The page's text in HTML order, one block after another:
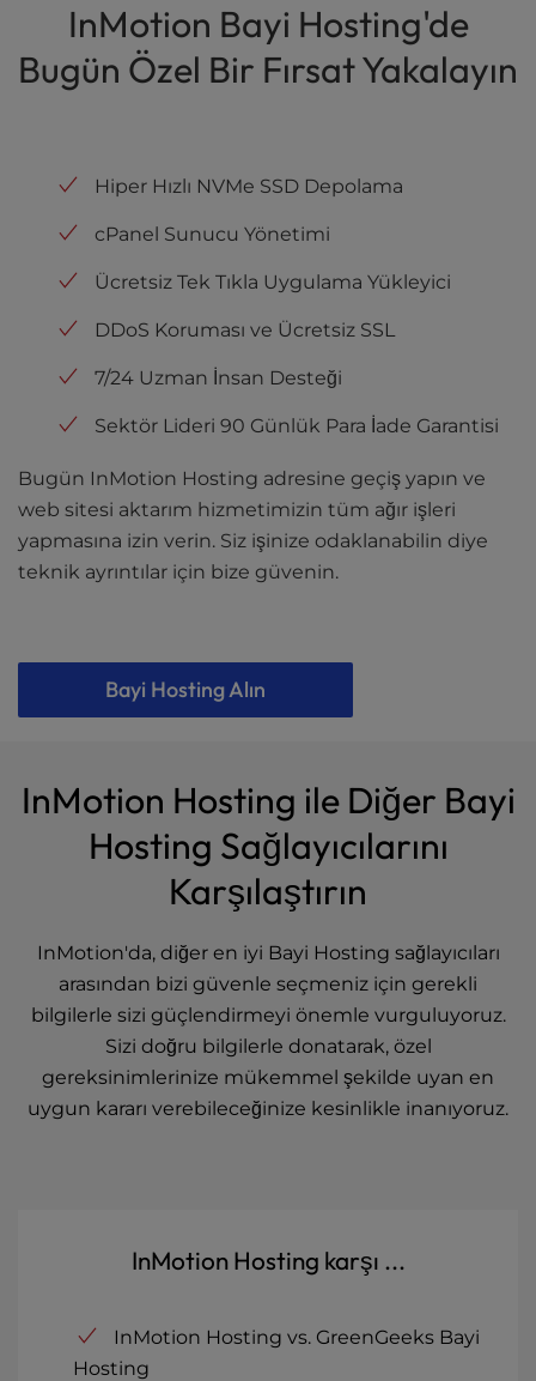
InMotion Bayi Hosting'de
Bugün Özel Bir Fırsat Yakalayın
Hiper Hızlı NVMe SSD Depolama
cPanel Sunucu Yönetimi
Ücretsiz Tek Tıkla Uygulama Yükleyici
DDoS Koruması ve Ücretsiz SSL
7/24 Uzman İnsan Desteği
Sektör Lideri 90 Günlük Para İade Garantisi
Bugün InMotion Hosting adresine geçiş yapın ve
web sitesi aktarım hizmetimizin tüm ağır işleri
yapmasına izin verin. Siz işinize odaklanabilin diye
teknik ayrıntılar için bize güvenin.
Bayi Hosting Alın
InMotion Hosting ile Diğer Bayi
Hosting Sağlayıcılarını
Karşılaştırın
InMotion'da, diğer en iyi Bayi Hosting sağlayıcıları
arasından bizi güvenle seçmeniz için gerekli
bilgilerle sizi güçlendirmeyi önemle vurguluyoruz.
Sizi doğru bilgilerle donatarak, özel
gereksinimlerinize mükemmel şekilde uyan en
uygun kararı verebileceğinize kesinlikle inanıyoruz.
InMotion Hosting karşı ...
InMotion Hosting vs. GreenGeeks Bayi
Hosting